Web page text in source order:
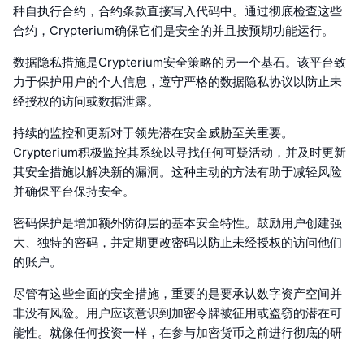
种自执行合约，合约条款直接写入代码中。通过彻底检查这些
合约，Crypterium确保它们是安全的并且按预期功能运行。
数据隐私措施是Crypterium安全策略的另一个基石。该平台致
力于保护用户的个人信息，遵守严格的数据隐私协议以防止未
经授权的访问或数据泄露。
持续的监控和更新对于领先潜在安全威胁至关重要。
Crypterium积极监控其系统以寻找任何可疑活动，并及时更新
其安全措施以解决新的漏洞。这种主动的方法有助于减轻风险
并确保平台保持安全。
密码保护是增加额外防御层的基本安全特性。鼓励用户创建强
大、独特的密码，并定期更改密码以防止未经授权的访问他们
的账户。
尽管有这些全面的安全措施，重要的是要承认数字资产空间并
非没有风险。用户应该意识到加密令牌被征用或盗窃的潜在可
能性。就像任何投资一样，在参与加密货币之前进行彻底的研